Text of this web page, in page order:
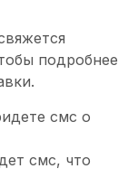
подробнее
смс о
смс, что